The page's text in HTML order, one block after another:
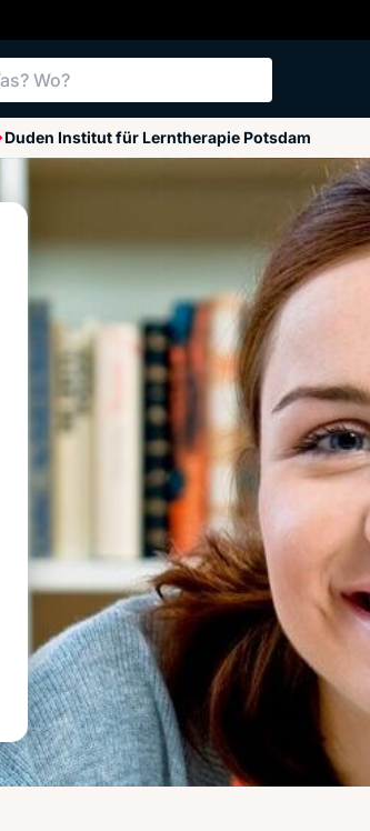
Was? Wo?
Duden Institut für Lerntherapie Potsdam